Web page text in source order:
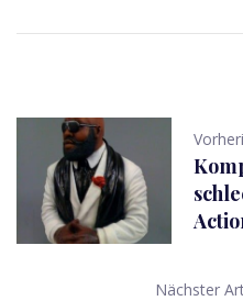
Nächster